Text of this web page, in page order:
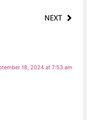
NEXT
18, 2024 at 7:53 am